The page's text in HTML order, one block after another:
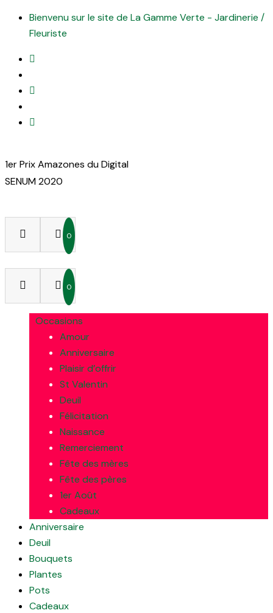
Bienvenu sur le site de La Gamme Verte - Jardinerie /
Fleuriste
1er Prix Amazones du Digital
SENUM 2020
0
0
Occasions
Amour
Anniversaire
Plaisir d’offrir
St Valentin
Deuil
Félicitation
Naissance
Remerciement
Fête des mères
Fête des pères
1er Août
Cadeaux
Anniversaire
Deuil
Bouquets
Plantes
Pots
Cadeaux